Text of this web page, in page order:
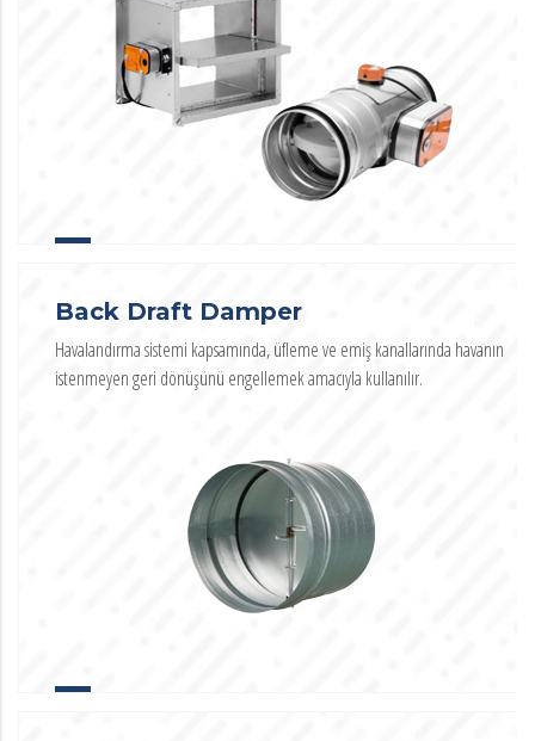
Back Draft Damper
Havalandırma sistemi kapsamında, üfleme ve emiş kanallarında havanın
istenmeyen geri dönüşünü engellemek amacıyla kullanılır.